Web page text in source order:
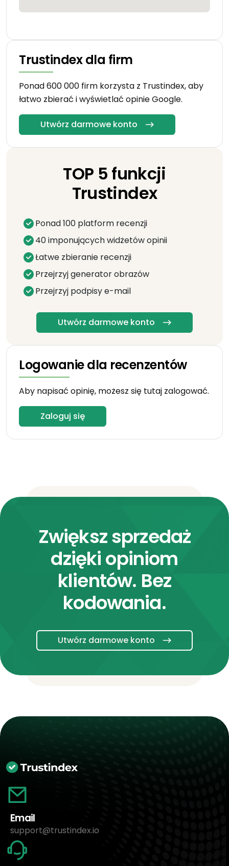
Trustindex dla firm
Ponad 600 000 firm korzysta z Trustindex, aby
łatwo zbierać i wyświetlać opinie Google.
Utwórz darmowe konto
TOP 5 funkcji
Trustindex
Ponad 100 platform recenzji
40 imponujących widżetów opinii
Łatwe zbieranie recenzji
Przejrzyj generator obrazów
Przejrzyj podpisy e-mail
Utwórz darmowe konto
Logowanie dla recenzentów
Aby napisać opinię, możesz się tutaj zalogować.
Zaloguj się
Zwiększ sprzedaż
dzięki opiniom
klientów. Bez
kodowania.
Utwórz darmowe konto
Email
support@trustindex.io